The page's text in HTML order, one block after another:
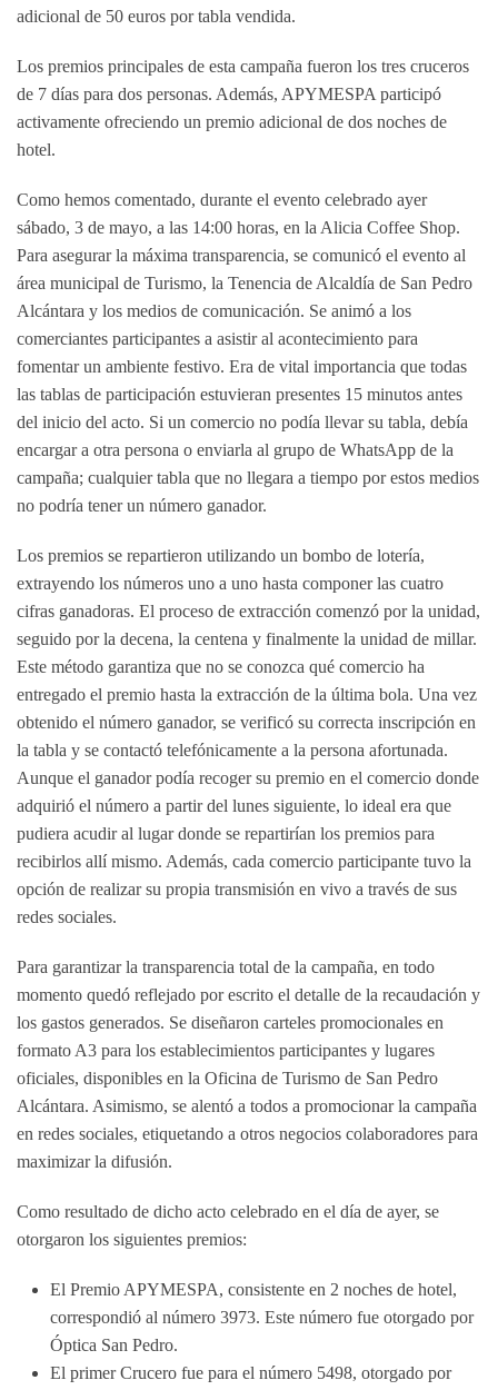
adicional de 50 euros por tabla vendida.
Los premios principales de esta campaña fueron los tres cruceros
de 7 días para dos personas. Además, APYMESPA participó
activamente ofreciendo un premio adicional de dos noches de
hotel.
Como hemos comentado, durante el evento celebrado ayer
sábado, 3 de mayo, a las 14:00 horas, en la Alicia Coffee Shop.
Para asegurar la máxima transparencia, se comunicó el evento al
área municipal de Turismo, la Tenencia de Alcaldía de San Pedro
Alcántara y los medios de comunicación. Se animó a los
comerciantes participantes a asistir al acontecimiento para
fomentar un ambiente festivo. Era de vital importancia que todas
las tablas de participación estuvieran presentes 15 minutos antes
del inicio del acto. Si un comercio no podía llevar su tabla, debía
encargar a otra persona o enviarla al grupo de WhatsApp de la
campaña; cualquier tabla que no llegara a tiempo por estos medios
no podría tener un número ganador.
Los premios se repartieron utilizando un bombo de lotería,
extrayendo los números uno a uno hasta componer las cuatro
cifras ganadoras. El proceso de extracción comenzó por la unidad,
seguido por la decena, la centena y finalmente la unidad de millar.
Este método garantiza que no se conozca qué comercio ha
entregado el premio hasta la extracción de la última bola. Una vez
obtenido el número ganador, se verificó su correcta inscripción en
la tabla y se contactó telefónicamente a la persona afortunada.
Aunque el ganador podía recoger su premio en el comercio donde
adquirió el número a partir del lunes siguiente, lo ideal era que
pudiera acudir al lugar donde se repartirían los premios para
recibirlos allí mismo. Además, cada comercio participante tuvo la
opción de realizar su propia transmisión en vivo a través de sus
redes sociales.
Para garantizar la transparencia total de la campaña, en todo
momento quedó reflejado por escrito el detalle de la recaudación y
los gastos generados. Se diseñaron carteles promocionales en
formato A3 para los establecimientos participantes y lugares
oficiales, disponibles en la Oficina de Turismo de San Pedro
Alcántara. Asimismo, se alentó a todos a promocionar la campaña
en redes sociales, etiquetando a otros negocios colaboradores para
maximizar la difusión.
Como resultado de dicho acto celebrado en el día de ayer, se
otorgaron los siguientes premios:
El Premio APYMESPA, consistente en 2 noches de hotel,
correspondió al número 3973. Este número fue otorgado por
Óptica San Pedro.
El primerCrucero fue para el número 5498, otorgado por